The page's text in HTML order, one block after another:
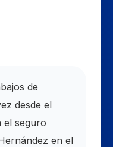
de
desde el
el seguro
en el